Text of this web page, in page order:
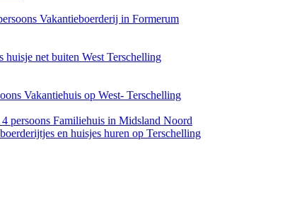
Vakantieboerderij in Formerum
huisje net buiten West Terschelling
Vakantiehuis op West- Terschelling
persoons Familiehuis in Midsland Noord
en huisjes huren op Terschelling